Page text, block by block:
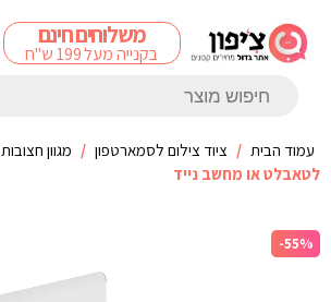
משלוחים חינם
בקנייה מעל 199 ש"ח
עמוד הבית / ציוד צילום לסמארטפון / מגוון חצובות
לטאבלט או מחשב נייד
-55%